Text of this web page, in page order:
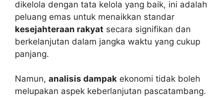
dikelola dengan tata kelola yang baik, ini adalah
peluang emas untuk menaikkan standar
kesejahteraan rakyat secara signifikan dan
berkelanjutan dalam jangka waktu yang cukup
panjang.
Namun, analisis dampak ekonomi tidak boleh
melupakan aspek keberlanjutan pascatambang.